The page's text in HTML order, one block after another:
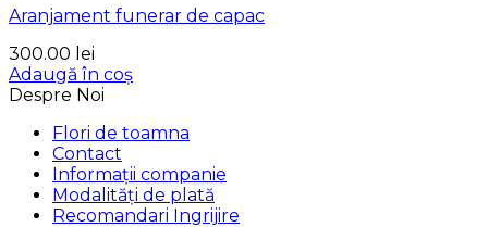
Aranjament funerar de capac
300.00 lei
Adaugă în coș
Despre Noi
Flori de toamna
Contact
Informații companie
Modalități de plată
Recomandari Ingrijire